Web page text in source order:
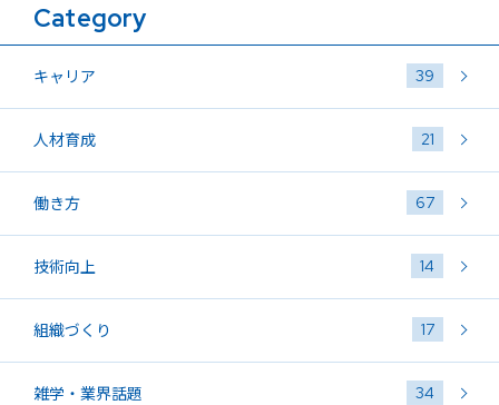
Category
キャリア 39
人材育成 21
働き方 67
技術向上 14
組織づくり 17
雑学・業界話題 34